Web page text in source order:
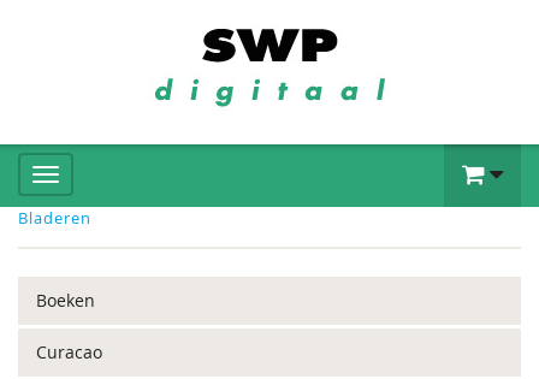
Bladeren
Boeken
Curacao